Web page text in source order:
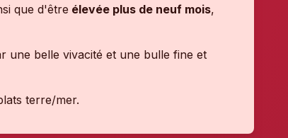
que d'être élevée plus de neuf mois,
une belle vivacité et une bulle fine et
terre/mer.